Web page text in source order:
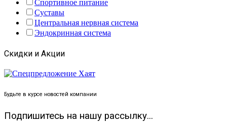
Спортивное питание
Суставы
Центральная нервная система
Эндокринная система
Скидки и Акции
Будьте в курсе новостей компании
Подпишитесь на нашу рассылку...